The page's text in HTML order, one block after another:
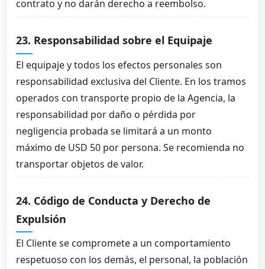
contrato y no darán derecho a reembolso.
23. Responsabilidad sobre el Equipaje
El equipaje y todos los efectos personales son
responsabilidad exclusiva del Cliente. En los tramos
operados con transporte propio de la Agencia, la
responsabilidad por daño o pérdida por
negligencia probada se limitará a un monto
máximo de USD 50 por persona. Se recomienda no
transportar objetos de valor.
24. Código de Conducta y Derecho de
Expulsión
El Cliente se compromete a un comportamiento
respetuoso con los demás, el personal, la población